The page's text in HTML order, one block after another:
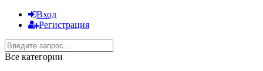
Вход
Регистрация
Все категории